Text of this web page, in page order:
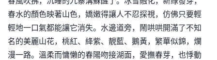
春水的顏色映著山色，嬌嫩得讓人不忍探視，仿佛只要輕
輕地一口氣都能讓它消失。水邊道旁，鬧哄哄開滿了不知
名的美麗山花，桃紅、絳紫、靚藍、鵝黃，繁華似錦，爛
漫一路。溫柔而慵懶的春陽吻接湖面，愛撫春芽，也悸動